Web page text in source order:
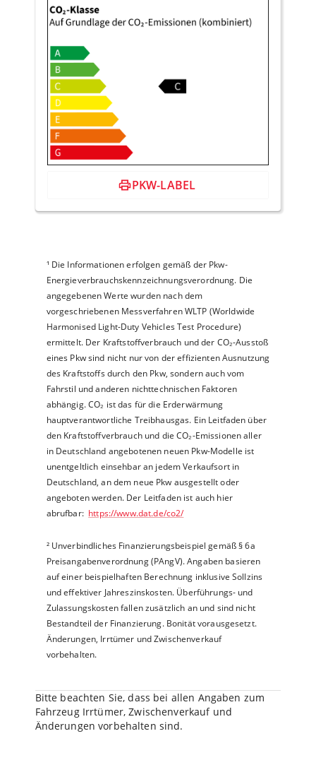
PKW-LABEL
¹ Die Informationen erfolgen gemäß der Pkw-
Energieverbrauchskennzeichnungsverordnung. Die
angegebenen Werte wurden nach dem
vorgeschriebenen Messverfahren WLTP (Worldwide
Harmonised Light-Duty Vehicles Test Procedure)
ermittelt. Der Kraftstoffverbrauch und der CO₂-Ausstoß
eines Pkw sind nicht nur von der effizienten Ausnutzung
des Kraftstoffs durch den Pkw, sondern auch vom
Fahrstil und anderen nichttechnischen Faktoren
abhängig. CO₂ ist das für die Erderwärmung
hauptverantwortliche Treibhausgas. Ein Leitfaden über
den Kraftstoffverbrauch und die CO₂-Emissionen aller
in Deutschland angebotenen neuen Pkw-Modelle ist
unentgeltlich einsehbar an jedem Verkaufsort in
Deutschland, an dem neue Pkw ausgestellt oder
angeboten werden. Der Leitfaden ist auch hier
abrufbar: https://www.dat.de/co2/
² Unverbindliches Finanzierungsbeispiel gemäß § 6a
Preisangabenverordnung (PAngV). Angaben basieren
auf einer beispielhaften Berechnung inklusive Sollzins
und effektiver Jahreszinskosten. Überführungs- und
Zulassungskosten fallen zusätzlich an und sind nicht
Bestandteil der Finanzierung. Bonität vorausgesetzt.
Änderungen, Irrtümer und Zwischenverkauf
vorbehalten.
Bitte beachten Sie, dass bei allen Angaben zum
Fahrzeug Irrtümer, Zwischenverkauf und
Änderungen vorbehalten sind.